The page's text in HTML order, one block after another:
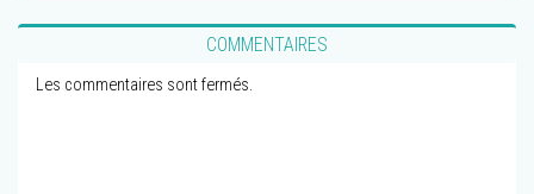
COMMENTAIRES
Les commentaires sont fermés.